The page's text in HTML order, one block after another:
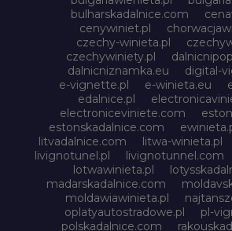
bulharskadalnice.com
cenywiniet.pl
czechy-winieta.pl
czechywiniety.pl
dalnicniznamka.eu
digital-
e-vignette.pl
e-winieta.eu
edalnice.pl
electroniceviniete.com
estonskadalnice.com
litvadalnice.com
litwa-winieta.pl
livignotunel.pl
livignotunnel.com
lotwawinieta.pl
madarskadalnice.com
moldawiawinieta.pl
oplatyautostradowe.pl
pl-
polskadalnice.com